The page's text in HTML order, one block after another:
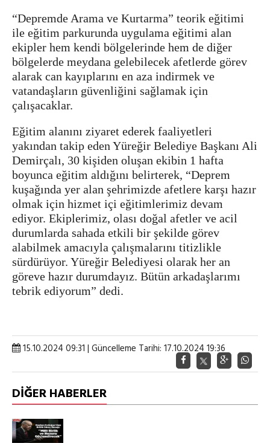
“Depremde Arama ve Kurtarma” teorik eğitimi
ile eğitim parkurunda uygulama eğitimi alan
ekipler hem kendi bölgelerinde hem de diğer
bölgelerde meydana gelebilecek afetlerde görev
alarak can kayıplarını en aza indirmek ve
vatandaşların güvenliğini sağlamak için
çalışacaklar.
Eğitim alanını ziyaret ederek faaliyetleri
yakından takip eden Yüreğir Belediye Başkanı Ali
Demirçalı, 30 kişiden oluşan ekibin 1 hafta
boyunca eğitim aldığını belirterek, “Deprem
kuşağında yer alan şehrimizde afetlere karşı hazır
olmak için hizmet içi eğitimlerimiz devam
ediyor. Ekiplerimiz, olası doğal afetler ve acil
durumlarda sahada etkili bir şekilde görev
alabilmek amacıyla çalışmalarını titizlikle
sürdürüyor. Yüreğir Belediyesi olarak her an
göreve hazır durumdayız. Bütün arkadaşlarımı
tebrik ediyorum” dedi.
15.10.2024 09:31 | Güncelleme Tarihi: 17.10.2024 19:36
DİĞER HABERLER